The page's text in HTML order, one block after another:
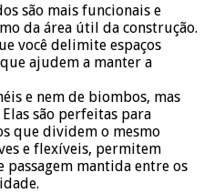
são mais funcionais e
da área útil da construção.
você delimite espaços
ajudem a manter a
e nem de biombos, mas
são perfeitas para
que dividem o mesmo
e flexíveis, permitem
passagem mantida entre os